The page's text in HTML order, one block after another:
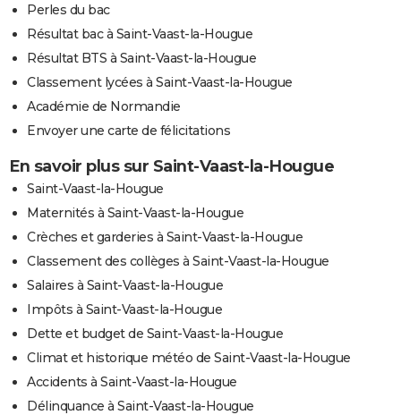
Perles du bac
Résultat bac à Saint-Vaast-la-Hougue
Résultat BTS à Saint-Vaast-la-Hougue
Classement lycées à Saint-Vaast-la-Hougue
Académie de Normandie
Envoyer une carte de félicitations
En savoir plus sur Saint-Vaast-la-Hougue
Saint-Vaast-la-Hougue
Maternités à Saint-Vaast-la-Hougue
Crèches et garderies à Saint-Vaast-la-Hougue
Classement des collèges à Saint-Vaast-la-Hougue
Salaires à Saint-Vaast-la-Hougue
Impôts à Saint-Vaast-la-Hougue
Dette et budget de Saint-Vaast-la-Hougue
Climat et historique météo de Saint-Vaast-la-Hougue
Accidents à Saint-Vaast-la-Hougue
Délinquance à Saint-Vaast-la-Hougue